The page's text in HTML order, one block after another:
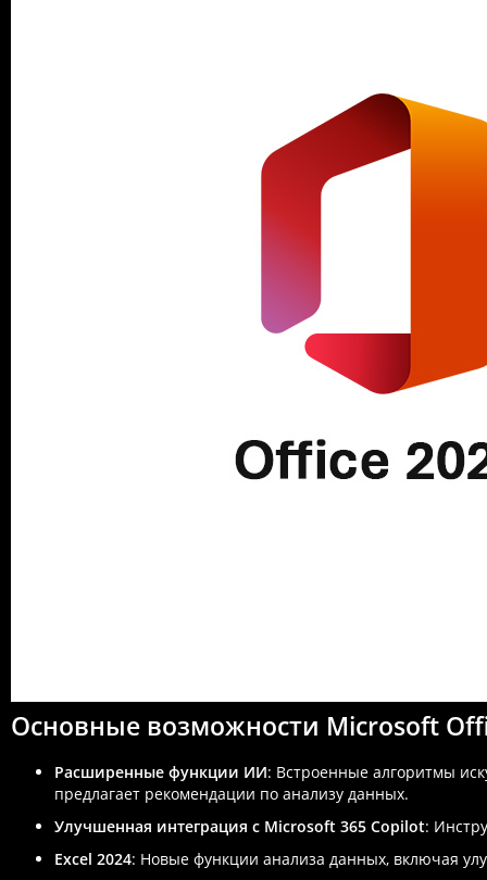
Основные возможности Microsoft
Расширенные функции ИИ: Встроенные алгоритмы
предлагает рекомендации по анализу данных.
Улучшенная интеграция с Microsoft 365 Copilot:
Excel 2024: Новые функции анализа данных, включая